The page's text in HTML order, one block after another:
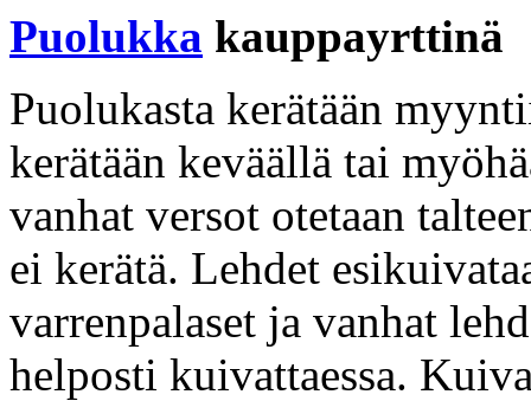
Puolukka kauppayrttinä
Puolukasta kerätään
kerätään keväällä tai
vanhat versot otetaan
ei kerätä. Lehdet
varrenpalaset ja vanhat
helposti kuivattaessa.